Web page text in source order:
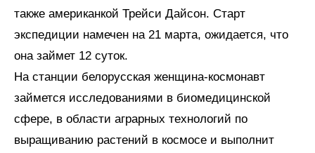
также американкой Трейси Дайсон. Старт
экспедиции намечен на 21 марта, ожидается, что
она займет 12 суток.
На станции белорусская женщина-космонавт
займется исследованиями в биомедицинской
сфере, в области аграрных технологий по
выращиванию растений в космосе и выполнит